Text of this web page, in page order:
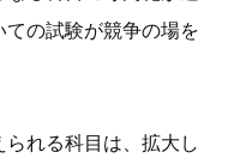
の試験が競争の場を
れる科目は、拡大し